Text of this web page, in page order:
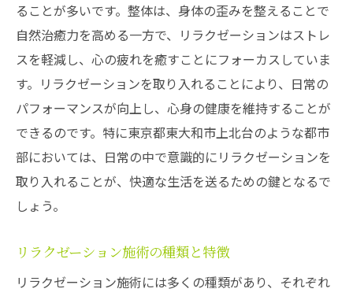
ることが多いです。整体は、身体の歪みを整えることで
自然治癒力を高める一方で、リラクゼーションはストレ
スを軽減し、心の疲れを癒すことにフォーカスしていま
す。リラクゼーションを取り入れることにより、日常の
パフォーマンスが向上し、心身の健康を維持することが
できるのです。特に東京都東大和市上北台のような都市
部においては、日常の中で意識的にリラクゼーションを
取り入れることが、快適な生活を送るための鍵となるで
しょう。
リラクゼーション施術の種類と特徴
リラクゼーション施術には多くの種類があり、それぞれ